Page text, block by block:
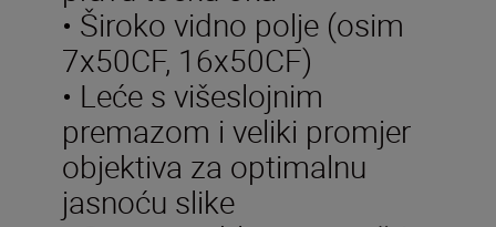
• Široko vidno polje (osim
7x50CF, 16x50CF)
• Leće s višeslojnim
premazom i veliki promjer
objektiva za optimalnu
jasnoću slike